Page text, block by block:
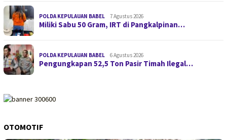
POLDA KEPULAUAN BABEL 7 Agustus 2026
Miliki Sabu 50 Gram, IRT di Pangkalpinan…
POLDA KEPULAUAN BABEL 6 Agustus 2026
Pengungkapan 52,5 Ton Pasir Timah Ilegal…
OTOMOTIF